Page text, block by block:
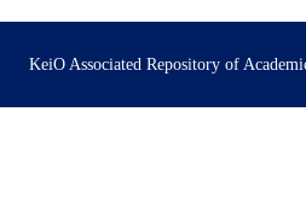
KeiO Associated Repository of